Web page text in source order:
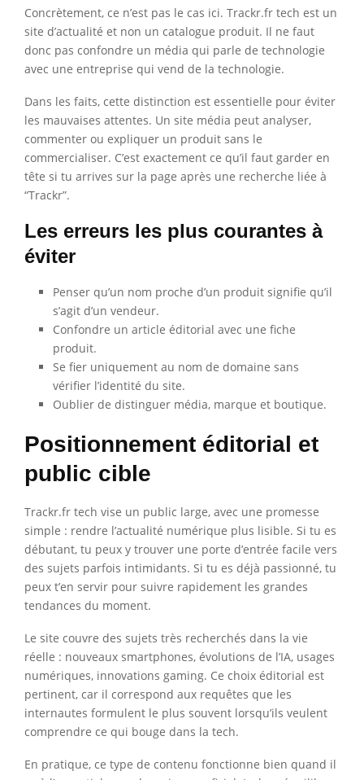
Concrètement, ce n’est pas le cas ici. Trackr.fr tech est un
site d’actualité et non un catalogue produit. Il ne faut
donc pas confondre un média qui parle de technologie
avec une entreprise qui vend de la technologie.
Dans les faits, cette distinction est essentielle pour éviter
les mauvaises attentes. Un site média peut analyser,
commenter ou expliquer un produit sans le
commercialiser. C’est exactement ce qu’il faut garder en
tête si tu arrives sur la page après une recherche liée à
“Trackr”.
Les erreurs les plus courantes à
éviter
Penser qu’un nom proche d’un produit signifie qu’il
s’agit d’un vendeur.
Confondre un article éditorial avec une fiche
produit.
Se fier uniquement au nom de domaine sans
vérifier l’identité du site.
Oublier de distinguer média, marque et boutique.
Positionnement éditorial et
public cible
Trackr.fr tech vise un public large, avec une promesse
simple : rendre l’actualité numérique plus lisible. Si tu es
débutant, tu peux y trouver une porte d’entrée facile vers
des sujets parfois intimidants. Si tu es déjà passionné, tu
peux t’en servir pour suivre rapidement les grandes
tendances du moment.
Le site couvre des sujets très recherchés dans la vie
réelle : nouveaux smartphones, évolutions de l’IA, usages
numériques, innovations gaming. Ce choix éditorial est
pertinent, car il correspond aux requêtes que les
internautes formulent le plus souvent lorsqu’ils veulent
comprendre ce qui bouge dans la tech.
En pratique, ce type de contenu fonctionne bien quand il